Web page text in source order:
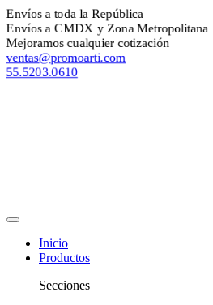
a toda la República
a CMDX y Zona Metropolitana
cualquier cotización
Inicio
Productos
Secciones